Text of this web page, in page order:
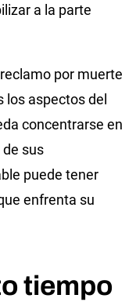
a la parte
por muerte
aspectos del
concentrarse en
sus
puede tener
enfrenta su
tiempo